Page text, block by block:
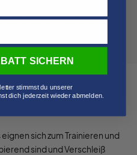
Herren und Damen und
für Kinder.
sich zum Trainieren und
sind und Verschleiß
SICHERN
stimmst du unserer
dich jederzeit wieder abmelden.